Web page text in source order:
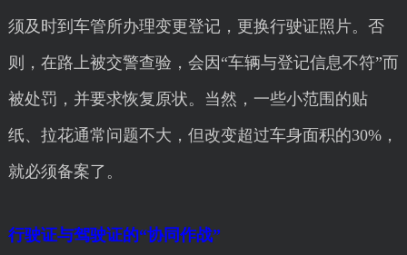
须及时到车管所办理变更登记，更换行驶证照片。否
则，在路上被交警查验，会因“车辆与登记信息不符”而
被处罚，并要求恢复原状。当然，一些小范围的贴
纸、拉花通常问题不大，但改变超过车身面积的30%，
就必须备案了。
行驶证与驾驶证的“协同作战”